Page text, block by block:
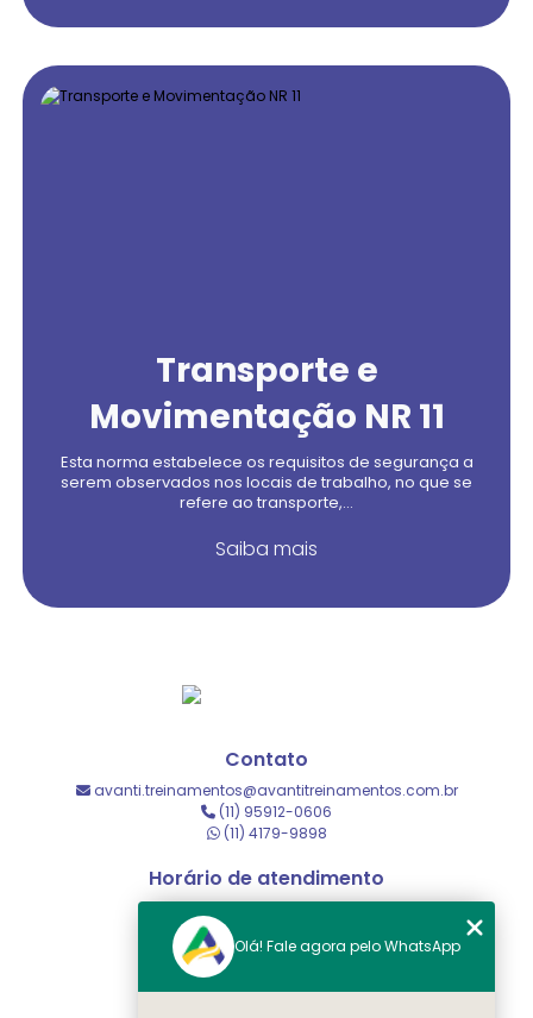
Transporte e
Movimentação NR 11
Esta norma estabelece os requisitos de segurança a
serem observados nos locais de trabalho, no que se
refere ao transporte,...
Saiba mais
Contato
avanti.treinamentos@avantitreinamentos.com.br
(11) 95912-0606
(11) 4179-9898
Horário de atendimento
Olá! Fale agora pelo WhatsApp